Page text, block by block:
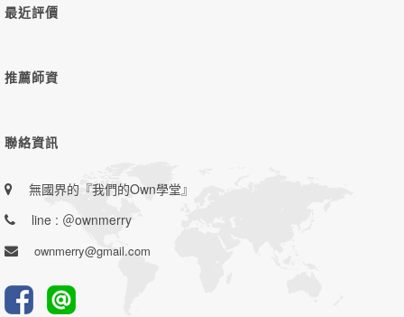
最近評價
推薦師資
聯絡資訊
無國界的『我們的Own學堂』
line : ＠ownmerry
ownmerry@gmail.com